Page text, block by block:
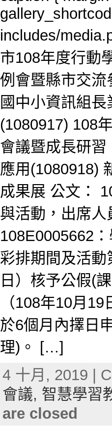
includes/
市108年度行動
例會暨縣市交
國中小資訊組
(1080917) 108
會議暨成長研
應用(1080918)
成果展 公文：
與活動，出席
108E0005662
彩排期間及活
日）核予公假(
（108年10月
於6個月內擇日
理)。 […]
4 十月, 2019 |
會議, 智慧學習
are closed